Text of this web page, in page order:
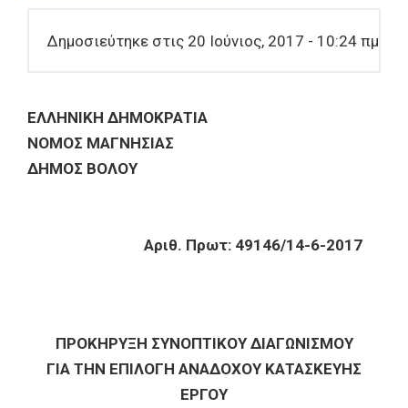
Δημοσιεύτηκε στις 20 Ιούνιος, 2017 - 10:24 πμ
ΕΛΛΗΝΙΚΗ ΔΗΜOΚΡΑΤΙΑ
ΝΟΜΟΣ ΜΑΓΝΗΣΙΑΣ
ΔΗΜΟΣ ΒΟΛΟΥ
Αριθ. Πρωτ: 49146/14-6-2017
ΠΡΟΚΗΡΥΞΗ ΣΥΝΟΠΤΙΚΟΥ ΔΙΑΓΩΝΙΣΜΟΥ
ΓΙΑ ΤΗΝ ΕΠΙΛΟΓΗ ΑΝΑΔΟΧΟΥ ΚΑΤΑΣΚΕΥΗΣ
ΕΡΓΟΥ